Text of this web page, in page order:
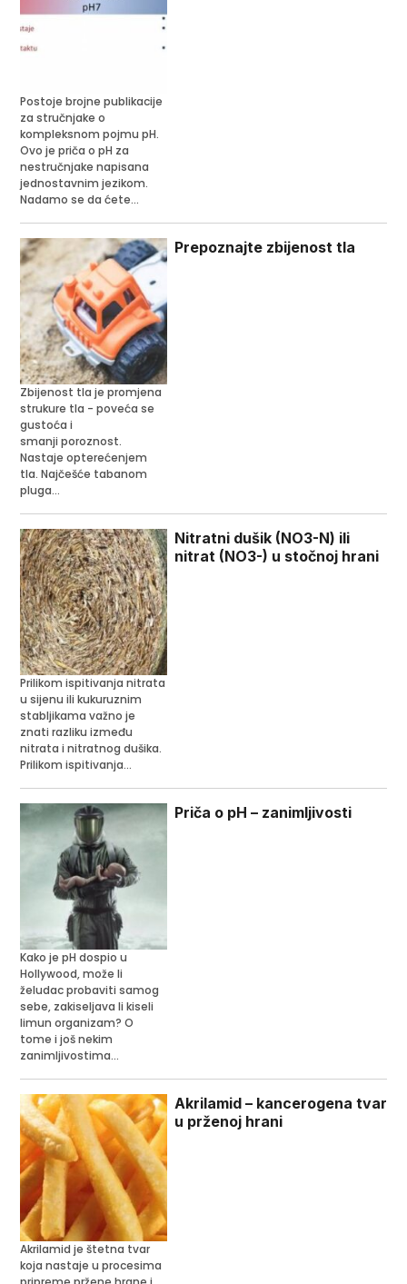
Postoje brojne publikacije
za stručnjake o
kompleksnom pojmu pH.
Ovo je priča o pH za
nestručnjake napisana
jednostavnim jezikom.
Nadamo se da ćete...
Prepoznajte zbijenost tla
Zbijenost tla je promjena
strukure tla - poveća se
gustoća i
smanji poroznost.
Nastaje opterećenjem
tla. Najčešće tabanom
pluga...
Nitratni dušik (NO3-N) ili
nitrat (NO3-) u stočnoj hrani
Prilikom ispitivanja nitrata
u sijenu ili kukuruznim
stabljikama važno je
znati razliku između
nitrata i nitratnog dušika.
Prilikom ispitivanja...
Priča o pH – zanimljivosti
Kako je pH dospio u
Hollywood, može li
želudac probaviti samog
sebe, zakiseljava li kiseli
limun organizam? O
tome i još nekim
zanimljivostima...
Akrilamid – kancerogena tvar
u prženoj hrani
Akrilamid je štetna tvar
koja nastaje u procesima